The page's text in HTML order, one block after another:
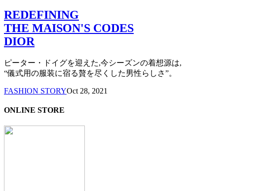
REDEFINING
THE MAISON'S CODES
DIOR
ピーター・ドイグを迎えた,今シーズンの着想源は,
“儀式用の服装に宿る贅を尽くした男性らしさ”。
FASHION STORYOct 28, 2021
ONLINE STORE